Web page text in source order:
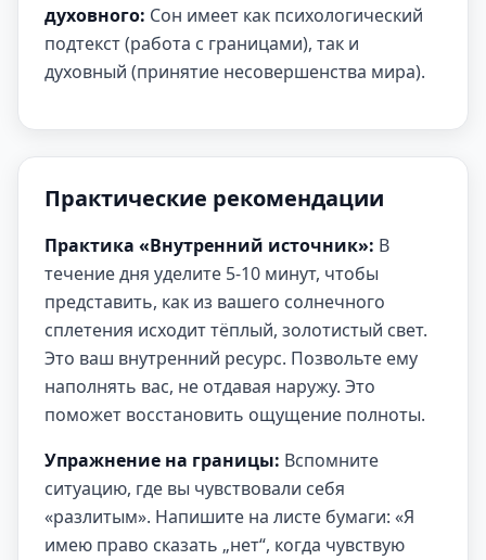
духовного: Сон имеет как психологический
подтекст (работа с границами), так и
духовный (принятие несовершенства мира).
Практические рекомендации
Практика «Внутренний источник»: В
течение дня уделите 5-10 минут, чтобы
представить, как из вашего солнечного
сплетения исходит тёплый, золотистый свет.
Это ваш внутренний ресурс. Позвольте ему
наполнять вас, не отдавая наружу. Это
поможет восстановить ощущение полноты.
Упражнение на границы: Вспомните
ситуацию, где вы чувствовали себя
«разлитым». Напишите на листе бумаги: «Я
имею право сказать „нет“, когда чувствую